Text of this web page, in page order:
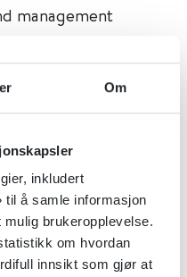
Om
inkludert
til å samle informasjon
brukeropplevelse.
om hvordan
innsikt som gjør at
management
og sinn
(ME)
for Health and